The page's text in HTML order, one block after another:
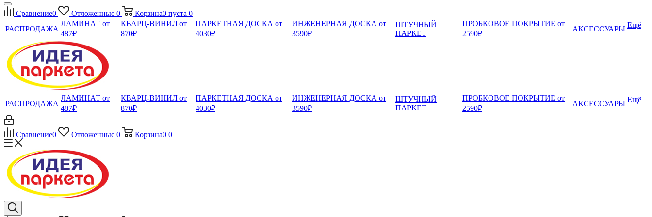
Сравнение0 Отложенные 0 Корзина0 пуста 0
РАСПРОДАЖА
ЛАМИНАТ от
487₽
КВАРЦ-ВИНИЛ от
870₽
ПАРКЕТНАЯ ДОСКА от
4030₽
ИНЖЕНЕРНАЯ ДОСКА от
3590₽
ШТУЧНЫЙ
ПАРКЕТ
ПРОБКОВОЕ ПОКРЫТИЕ от
2590₽
АКСЕССУАРЫ Ещё
РАСПРОДАЖА
ЛАМИНАТ от
487₽
КВАРЦ-ВИНИЛ от
870₽
ПАРКЕТНАЯ ДОСКА от
4030₽
ИНЖЕНЕРНАЯ ДОСКА от
3590₽
ШТУЧНЫЙ
ПАРКЕТ
ПРОБКОВОЕ ПОКРЫТИЕ от
2590₽
АКСЕССУАРЫ Ещё
Сравнение0 Отложенные 0 Корзина0 0